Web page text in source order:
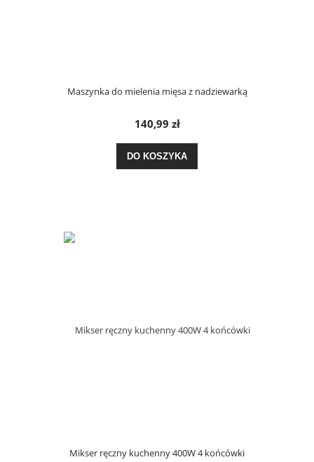
Maszynka do mielenia mięsa z nadziewarką
140,99 zł
DO KOSZYKA
Mikser ręczny kuchenny 400W 4 końcówki